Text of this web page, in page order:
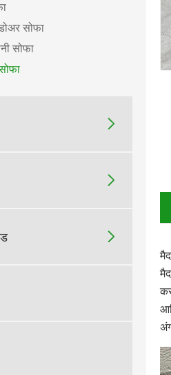
सोफा
सोफा


